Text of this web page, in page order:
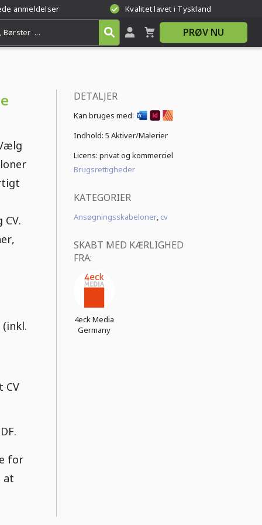
anmeldelser Kvalitet lavet i Tyskland
PRØV NU
CV
for
at
DETALJER
Kan bruges med:
Indhold:5 Aktiver/Malerier
Licens: privat og kommerciel
Brugsrettigheder
KATEGORIER
Ansøgningsskabeloner, cv
SKABT MED KÆRLIGHED
FRA:
4eck Media
Germany